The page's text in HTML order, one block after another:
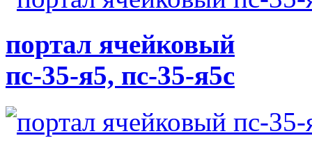
портал ячейковый
пс-35-я5, пс-35-я5с